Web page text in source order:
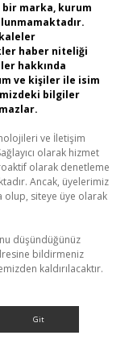
marka, kurum
haber niteliği
hakkında
ve kişiler ile isim
bilgiler
ve İletişim
olarak hizmet
olarak denetleme
Ancak, üyelerimiz
olup, siteye üye olarak
düşündüğünüz
bildirmeniz
kaldırılacaktır.